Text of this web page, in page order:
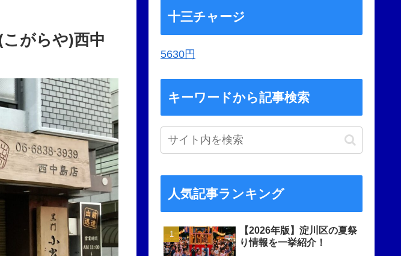
がらや)西中
十三チャージ
5630円
キーワードから記事検索
人気記事ランキング
【2026年版】淀川区の夏祭
り情報を一挙紹介！